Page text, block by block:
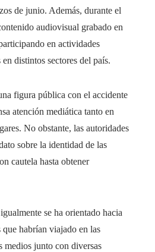
de junio. Además, durante el
audiovisual grabado en
en actividades
distintos sectores del país.
figura pública con el accidente
atención mediática tanto en
No obstante, las autoridades
sobre la identidad de las
cautela hasta obtener
se ha orientado hacia
que habrían viajado en las
medios junto con diversas